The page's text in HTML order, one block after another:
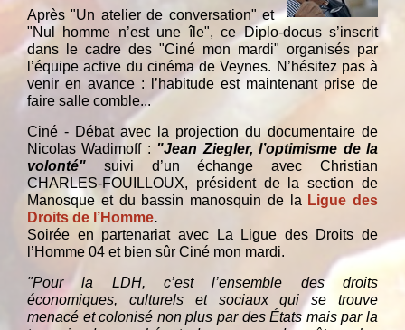
Après "Un atelier de conversation" et
"Nul homme n’est une île", ce Diplo-docus s’inscrit
dans le cadre des "Ciné mon mardi" organisés par
l’équipe active du cinéma de Veynes. N’hésitez pas à
venir en avance : l’habitude est maintenant prise de
faire salle comble...
Ciné - Débat avec la projection du documentaire de
Nicolas Wadimoff : "Jean Ziegler, l’optimisme de la
volonté" suivi d’un échange avec Christian
CHARLES-FOUILLOUX, président de la section de
Manosque et du bassin manosquin de la Ligue des
Droits de l’Homme.
Soirée en partenariat avec La Ligue des Droits de
l’Homme 04 et bien sûr Ciné mon mardi.
"Pour la LDH, c’est l’ensemble des droits
économiques, culturels et sociaux qui se trouve
menacé et colonisé non plus par des États mais par la